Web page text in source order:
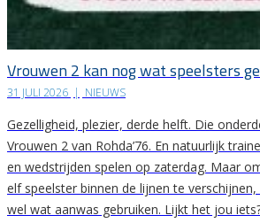
Vrouwen 2 kan nog wat speelsters
31 JULI 2026 | NIEUWS
Gezelligheid, plezier, derde helft. Die
Vrouwen 2 van Rohda’76. En natuurlijk
en wedstrijden spelen op zaterdag. Maar
elf speelster binnen de lijnen te
wel wat aanwas gebruiken. Lijkt het jou